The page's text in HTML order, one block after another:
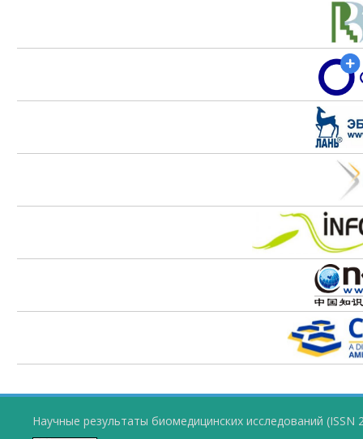
Научные результаты биомедицинских исследований (ISSN